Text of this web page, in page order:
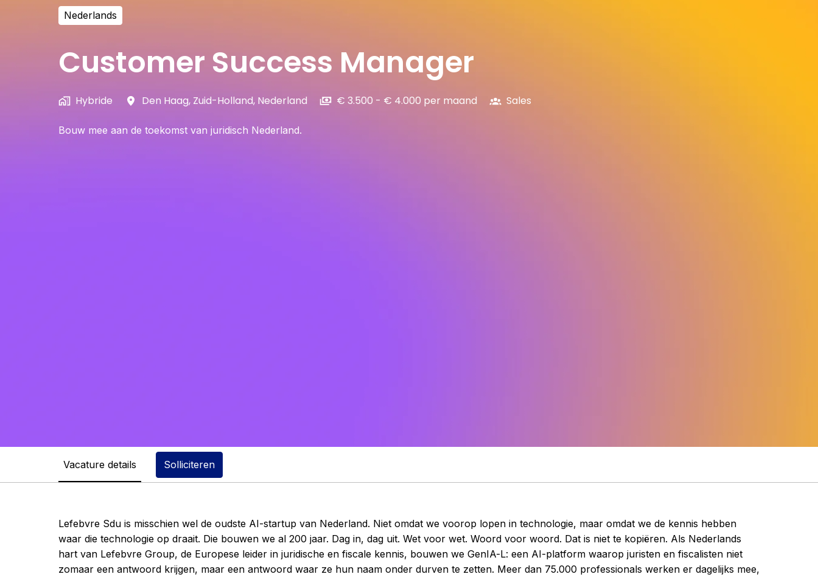
Nederlands
Customer Success Manager
Hybride Den Haag, Zuid-Holland, Nederland € 3.500 - € 4.000 per maand Sales
Bouw mee aan de toekomst van juridisch Nederland.
Vacature details Solliciteren
Lefebvre Sdu is misschien wel de oudste AI-startup van Nederland. Niet omdat we voorop lopen in technologie, maar omdat we de kennis hebben
waar die technologie op draait. Die bouwen we al 200 jaar. Dag in, dag uit. Wet voor wet. Woord voor woord. Dat is niet te kopiëren. Als Nederlands
hart van Lefebvre Group, de Europese leider in juridische en fiscale kennis, bouwen we GenIA-L: een AI-platform waarop juristen en fiscalisten niet
zomaar een antwoord krijgen, maar een antwoord waar ze hun naam onder durven te zetten. Meer dan 75.000 professionals werken er dagelijks mee,